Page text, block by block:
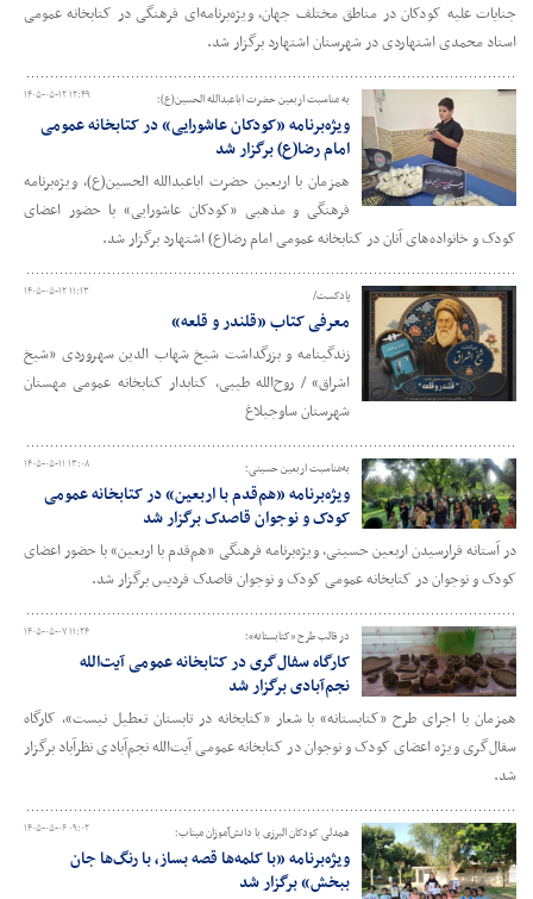
جنایات علیه کودکان در مناطق مختلف جهان، ویژه‌برنامه‌ای فرهنگی در کتابخانه عمومی
استاد محمدی اشتهاردی در شهرستان اشتهارد برگزار شد.
۱۴۰۵-۰۵-۱۲ ۱۲:۴۹ به مناسبت اربعین حضرت اباعبدالله الحسین(ع)؛
ویژه‌برنامه «کودکان عاشورایی» در کتابخانه عمومی
امام رضا(ع) برگزار شد
همزمان با اربعین حضرت اباعبدالله الحسین(ع)، ویژه‌برنامه
فرهنگی و مذهبی «کودکان عاشورایی» با حضور اعضای
کودک و خانواده‌های آنان در کتابخانه عمومی امام رضا(ع) اشتهارد برگزار شد.
۱۴۰۵-۰۵-۱۲ ۱۱:۱۳ پادکست/
معرفی کتاب «قلندر و قلعه»
زندگینامه و بزرگداشت شیخ شهاب الدین سهروردی «شیخ
اشراق» / روح‌الله طیبی، کتابدار کتابخانه عمومی مهستان
شهرستان ساوجبلاغ
۱۴۰۵-۰۵-۱۱ ۱۳:۰۸ به‌مناسبت اربعین حسینی؛
ویژه‌برنامه «هم‌قدم با اربعین» در کتابخانه عمومی
کودک و نوجوان قاصدک برگزار شد
در آستانه فرارسیدن اربعین حسینی، ویژه‌برنامه فرهنگی «هم‌قدم با اربعین» با حضور اعضای
کودک و نوجوان در کتابخانه عمومی کودک و نوجوان قاصدک فردیس برگزار شد.
۱۴۰۵-۰۵-۰۷ ۱۱:۲۴ در قالب طرح «کتابستانه»؛
کارگاه سفال‌گری در کتابخانه عمومی آیت‌الله
نجم‌آبادی برگزار شد
همزمان با اجرای طرح «کتابستانه» با شعار «کتابخانه در تابستان تعطیل نیست»، کارگاه
سفال‌گری ویژه اعضای کودک و نوجوان در کتابخانه عمومی آیت‌الله نجم‌آبادی نظرآباد برگزار
شد.
۱۴۰۵-۰۵-۰۶ ۰۹:۰۲ همدلی کودکان البرزی با دانش‌آموزان میناب؛
ویژه‌برنامه «با کلمه‌ها قصه بساز، با رنگ‌ها جان
ببخش» برگزار شد